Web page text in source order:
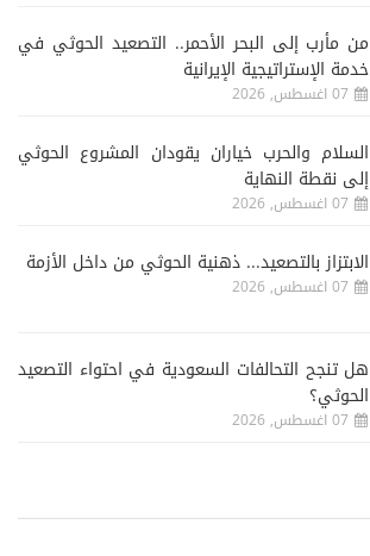
من مأرب إلى البحر الأحمر.. التصعيد الحوثي في
خدمة الإستراتيجية الإيرانية
07 اغسطس, 2026
السلام والحرب خياران يقودان المشروع الحوثي
إلى نقطة النهاية
07 اغسطس, 2026
الابتزاز بالتصعيد... ذهنية الحوثي من داخل الأزمة
07 اغسطس, 2026
هل تنجح التحالفات السعودية في احتواء التصعيد
الحوثي؟
07 اغسطس, 2026